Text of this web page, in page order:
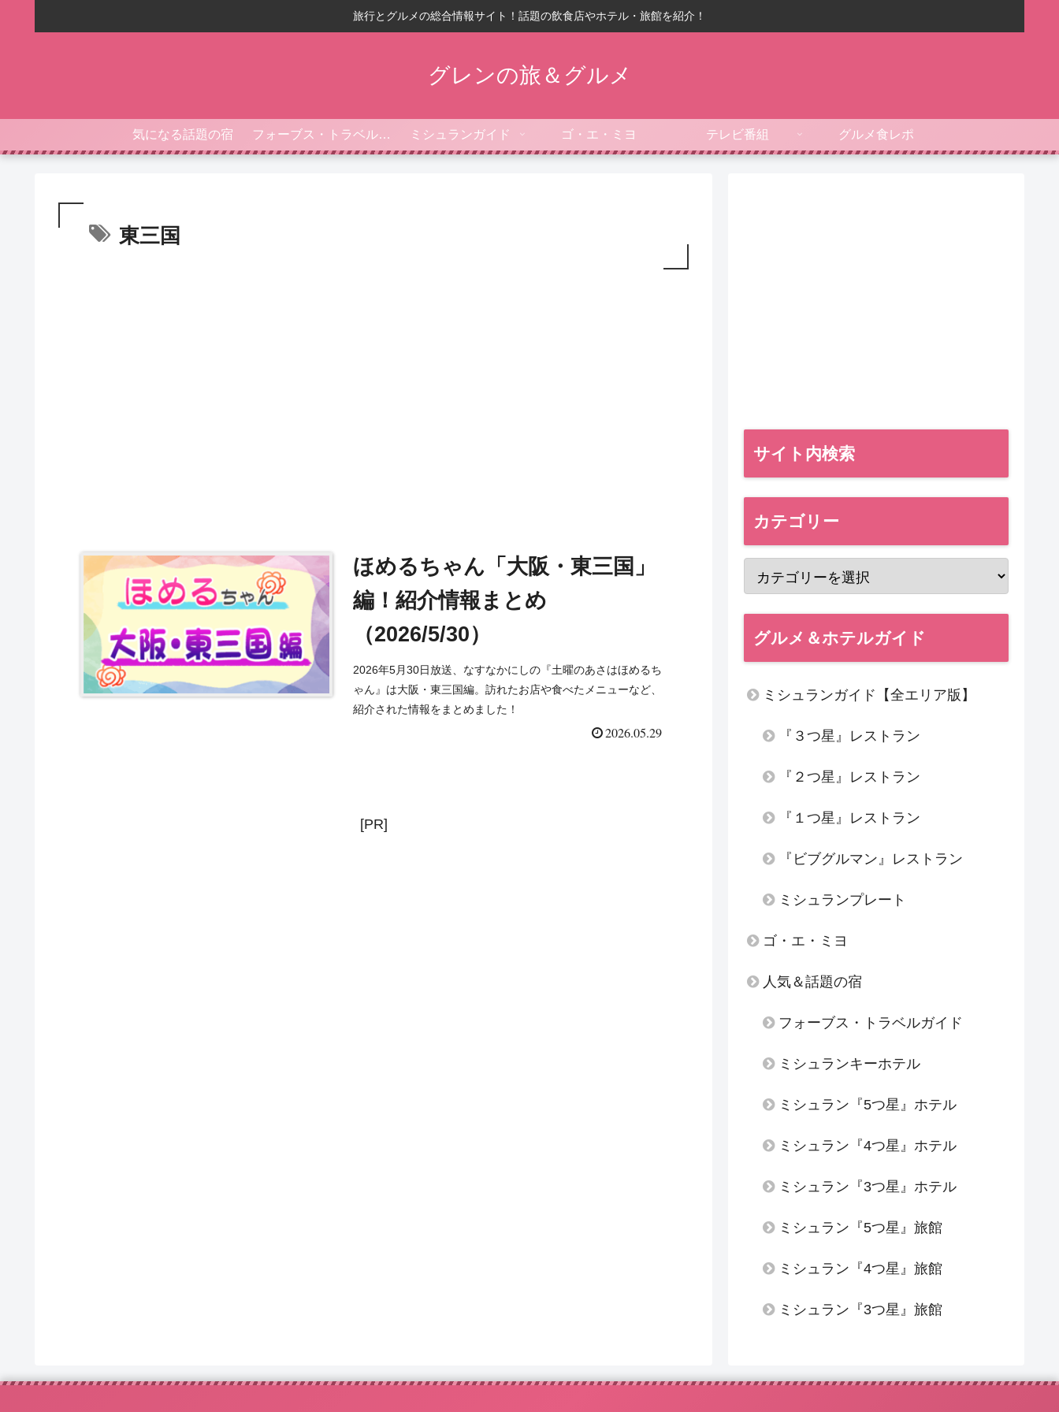
旅行とグルメの総合情報サイト！話題の飲食店やホテル・旅館を紹介！
グレンの旅＆グルメ
気になる話題の宿 フォーブス・トラベルガイド ミシュランガイド ゴ・エ・ミヨ テレビ番組 グルメ食レポ
東三国
ほめるちゃん「大阪・東三国」
編！紹介情報まとめ
（2026/5/30）
2026年5月30日放送、なすなかにしの『土曜のあさはほめるち
ゃん』は大阪・東三国編。訪れたお店や食べたメニューなど、
紹介された情報をまとめました！
2026.05.29
[PR]
サイト内検索
カテゴリー
グルメ＆ホテルガイド
ミシュランガイド【全エリア版】
『３つ星』レストラン
『２つ星』レストラン
『１つ星』レストラン
『ビブグルマン』レストラン
ミシュランプレート
ゴ・エ・ミヨ
人気＆話題の宿
フォーブス・トラベルガイド
ミシュランキーホテル
ミシュラン『5つ星』ホテル
ミシュラン『4つ星』ホテル
ミシュラン『3つ星』ホテル
ミシュラン『5つ星』旅館
ミシュラン『4つ星』旅館
ミシュラン『3つ星』旅館